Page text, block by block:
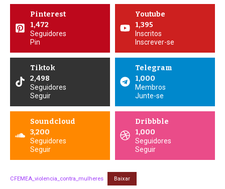
Pinterest
1,472
Seguidores
Pin
Youtube
1,395
Inscritos
Inscrever-se
Tiktok
2,498
Seguidores
Seguir
Telegram
1,000
Membros
Junte-se
Soundcloud
3,200
Seguidores
Seguir
Dribbble
1,000
Seguidores
Seguir
CFEMEA_violencia_contra_mulheres Baixar